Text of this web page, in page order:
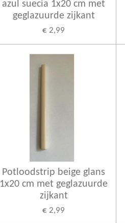
azul suecia 1x20 cm met
geglazuurde zijkant
€ 2,99
Potloodstrip beige glans
1x20 cm met geglazuurde
zijkant
€ 2,99